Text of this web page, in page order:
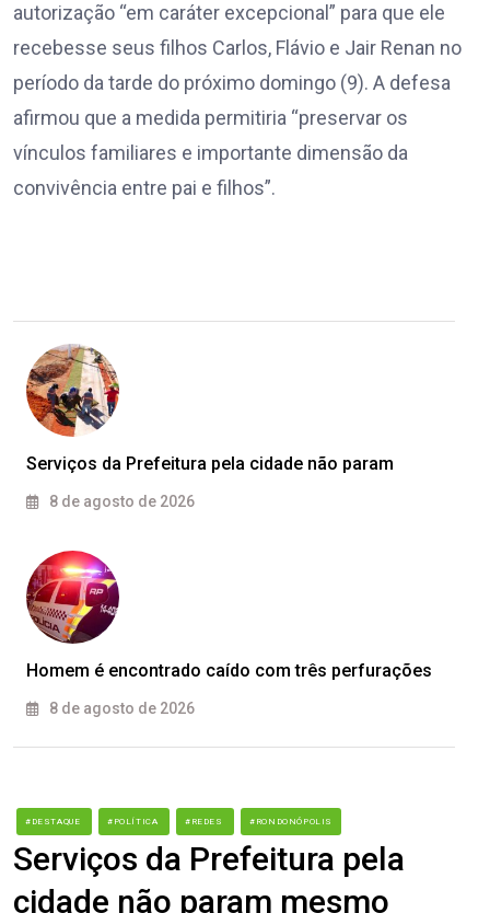
autorização “em caráter excepcional” para que ele
recebesse seus filhos Carlos, Flávio e Jair Renan no
período da tarde do próximo domingo (9). A defesa
afirmou que a medida permitiria “preservar os
vínculos familiares e importante dimensão da
convivência entre pai e filhos”.
Serviços da Prefeitura pela cidade não param
8 de agosto de 2026
Homem é encontrado caído com três perfurações
8 de agosto de 2026
#DESTAQUE #POLÍTICA #REDES #RONDONÓPOLIS
Serviços da Prefeitura pela
cidade não param mesmo